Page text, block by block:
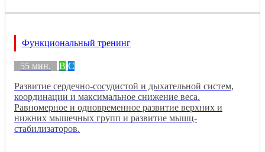
Функциональный тренинг
55 мин. B C
Развитие сердечно-сосудистой и дыхательной систем,
координации и максимальное снижение веса.
Равномерное и одновременное развитие верхних и
нижних мышечных групп и развитие мышц-
стабилизаторов.